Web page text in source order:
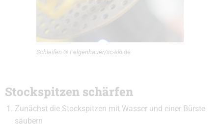
Schleifen © Felgenhauer/xc-ski.de
Stockspitzen schärfen
Zunächst die Stockspitzen mit Wasser und einer Bürste
säubern